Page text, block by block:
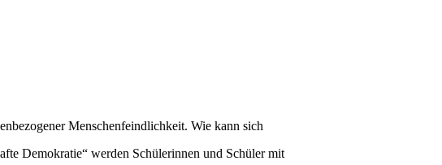
Menschenfeindlichkeit. Wie kann sich
Demokratie“ werden Schülerinnen und Schüler mit